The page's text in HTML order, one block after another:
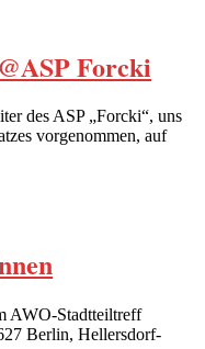
Forcki
des ASP „Forcki“, uns
vorgenommen, auf
AWO-Stadtteiltreff
Berlin, Hellersdorf-